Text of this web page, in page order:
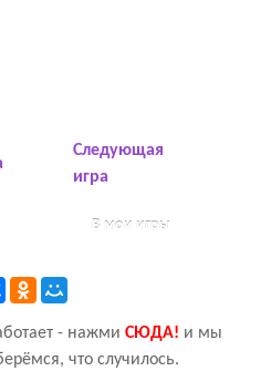
В мои игры
Следующая
игра
- нажми CЮДА! и мы
что случилось.